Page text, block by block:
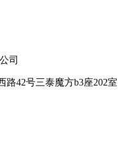
司
路42号三泰魔方b3座202室